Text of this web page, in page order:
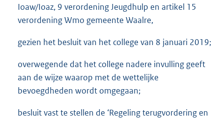
Ioaw/Ioaz, 9 verordening Jeugdhulp en artikel 15
verordening Wmo gemeente Waalre,
gezien het besluit van het college van 8 januari 2019;
overwegende dat het college nadere invulling geeft
aan de wijze waarop met de wettelijke
bevoegdheden wordt omgegaan;
besluit vast te stellen de ‘Regeling terugvordering en